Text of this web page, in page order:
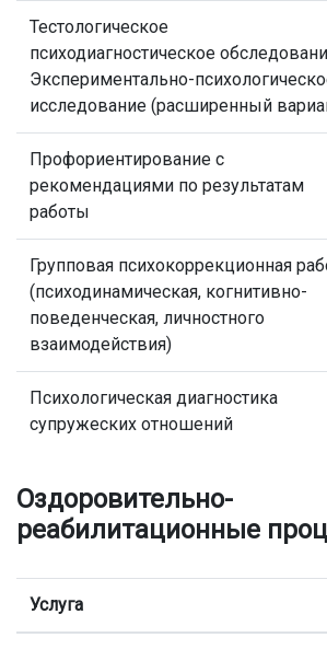
Тестологическое
психодиагностическое
Экспериментально-
исследование (расширенный
Профориентирование с
рекомендациями по результатам
работы
Групповая психокоррекционная
(психодинамическая, когнитивно-
поведенческая, личностного
взаимодействия)
Психологическая диагностика
супружеских отношений
Оздоровительно-
реабилитационные
Услуга